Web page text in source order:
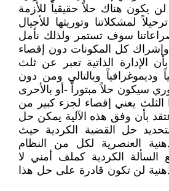
لن يكون هناك حلاً حقيقياً للأزمة
لمشكلاتنا وتوريثها للأجيال
صراعاتنا سوف تستمر ولذلك نأمل
وإشراك كل المكونات دون إقصاء
الإدارة الذاتية تعبر عن ثلث
وديموغرافياً وبالتالي ومن دون
سيكون حلاً مبتوراً -أو بالأحرى
الثلث يعني إقصاء لجزء كبير من
بأن وفق هذه الآلية يمكن حل
حل القضية الكردية حيث
العنصرية لكل من النظام
السألة الكردية كملف أمني لا
لن تكون قادرة على حل هذا